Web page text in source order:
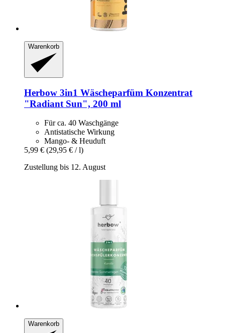
Warenkorb
Herbow 3in1 Wäscheparfüm Konzentrat
"Radiant Sun", 200 ml
Für ca. 40 Waschgänge
Antistatische Wirkung
Mango- & Heuduft
5,99 € (29,95 € / l)
Zustellung bis 12. August
Warenkorb